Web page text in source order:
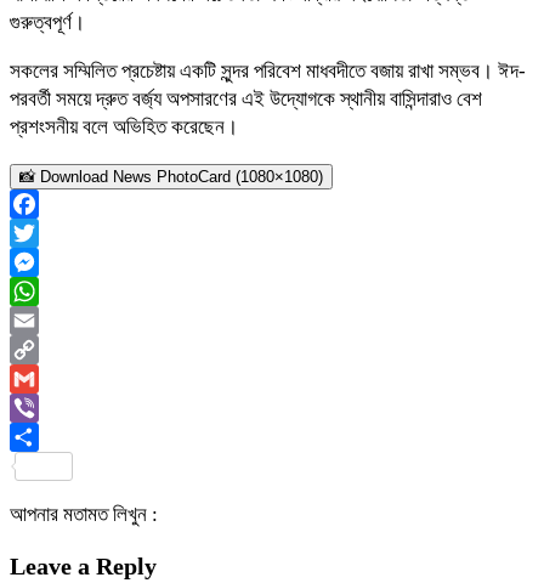
গুরুত্বপূর্ণ।
সকলের সম্মিলিত প্রচেষ্টায় একটি সুন্দর পরিবেশ মাধবদীতে বজায় রাখা সম্ভব। ঈদ-
পরবর্তী সময়ে দ্রুত বর্জ্য অপসারণের এই উদ্যোগকে স্থানীয় বাসিন্দারাও বেশ
প্রশংসনীয় বলে অভিহিত করেছেন।
📸 Download News PhotoCard (1080×1080)
Facebook
Twitter
Messenger
WhatsApp
Email
Copy
Link
Gmail
Viber
আপনার মতামত লিখুন :
Leave a Reply